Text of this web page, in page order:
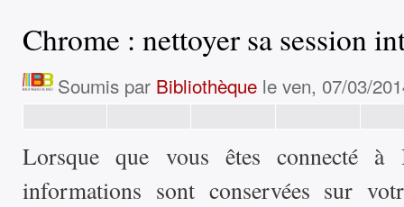
Chrome : nettoyer sa session
Soumis par Bibliothèquele ven, 07/03/
Lorsque que vous êtes connecté à
informations sont conservées sur